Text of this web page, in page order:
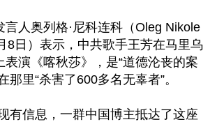
言人奥列格·尼科连科（Oleg Nikole
8日）表示，中共歌手王芳在马里乌
表演《喀秋莎》，是“道德沦丧的案
那里“杀害了600多名无辜者”。
有信息，一群中国博主抵达了这座